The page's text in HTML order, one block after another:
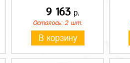
9 163р.
Осталось: 2 шт.
В корзину